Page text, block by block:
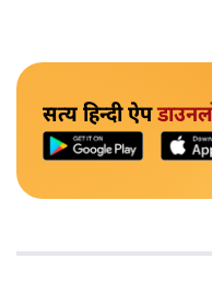
सत्य हिन्दी ऐप